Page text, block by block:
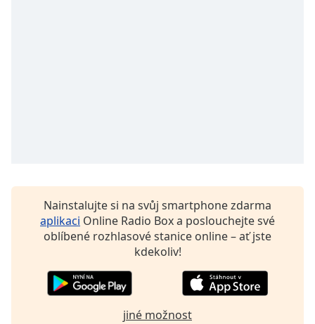
Nainstalujte si na svůj smartphone zdarma
aplikaci Online Radio Box a poslouchejte své
oblíbené rozhlasové stanice online – ať jste
kdekoliv!
jiné možnost